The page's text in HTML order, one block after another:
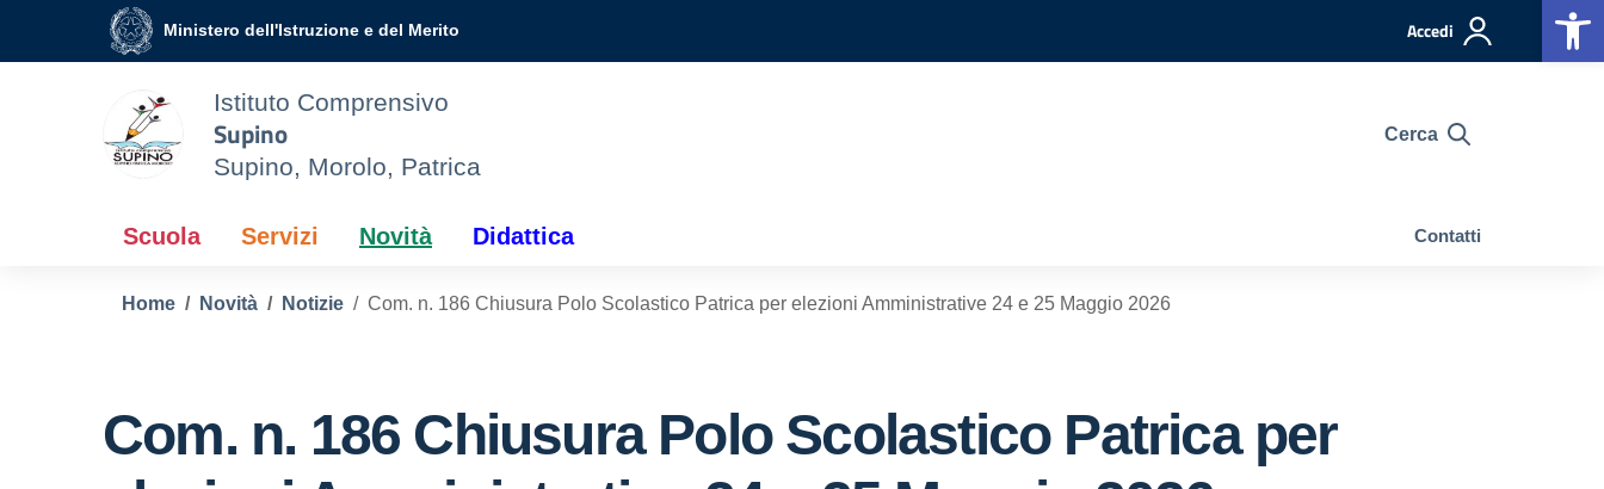
Vai ai contenuti
Vai al menu di navigazione
Ministero dell'Istruzione e del Merito Accedi
Istituto Comprensivo
Supino
Supino, Morolo, Patrica
Cerca
Scuola Servizi Novità Didattica Contatti
Home Novità Notizie Com. n. 186 Chiusura Polo Scolastico Patrica per elezioni Amministrative 24 e 25 Maggio 2026
Com. n. 186 Chiusura Polo Scolastico Patrica per